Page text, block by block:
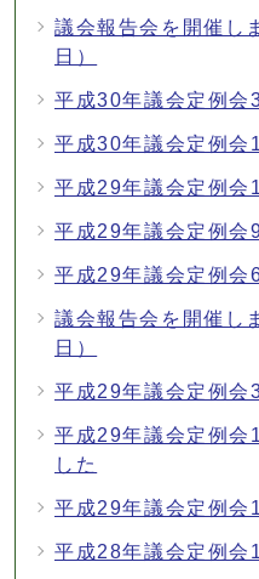
議会報告会を開催し
日）
平成30年議会定例会
平成30年議会定例会
平成29年議会定例会
平成29年議会定例会
平成29年議会定例会
議会報告会を開催し
日）
平成29年議会定例会
平成29年議会定例会
した
平成29年議会定例会
平成28年議会定例会